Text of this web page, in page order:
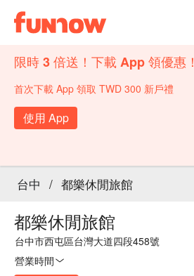
限時 3 倍送！下載 App 領優惠！
首次下載 App 領取 TWD 300 新戶禮
使用 App
台中 / 都樂休閒旅館
都樂休閒旅館
台中市西屯區台灣大道四段458號
營業時間